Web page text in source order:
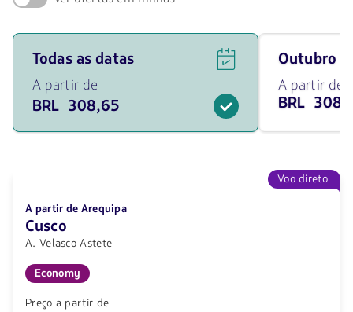
Ver
ofertas
de
voos
para
as
308.65
BRL.
Todas as datas
A partir de
BRL 308,65
Viaja
em
outubro
de
2026
308.65
outubro
A partir de
BRL
Voo direto
A partir de Arequipa
Cusco
A. Velasco Astete
Economy
Preço a partir de